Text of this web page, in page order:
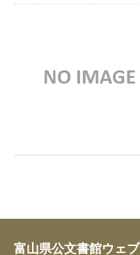
富山県公文書館ウェ